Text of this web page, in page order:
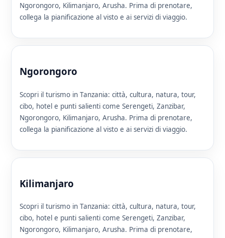
Ngorongoro, Kilimanjaro, Arusha. Prima di prenotare,
collega la pianificazione al visto e ai servizi di viaggio.
Ngorongoro
Scopri il turismo in Tanzania: città, cultura, natura, tour,
cibo, hotel e punti salienti come Serengeti, Zanzibar,
Ngorongoro, Kilimanjaro, Arusha. Prima di prenotare,
collega la pianificazione al visto e ai servizi di viaggio.
Kilimanjaro
Scopri il turismo in Tanzania: città, cultura, natura, tour,
cibo, hotel e punti salienti come Serengeti, Zanzibar,
Ngorongoro, Kilimanjaro, Arusha. Prima di prenotare,